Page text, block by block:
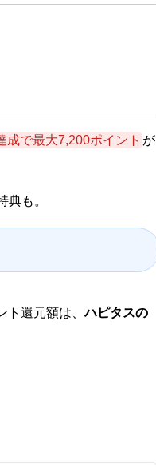
成で最大7,200ポイント が
典も。
ト還元額は、ハピタスの